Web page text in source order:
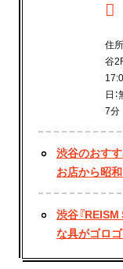
住
谷
日
7分
渋谷のおす
お店から昭
渋谷『
な具がゴロ